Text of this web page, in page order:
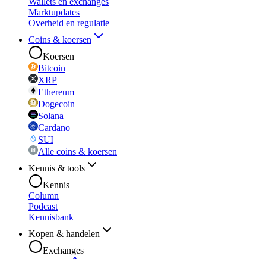
Marktupdates
Overheid en regulatie
Coins & koersen
Koersen
Bitcoin
XRP
Ethereum
Dogecoin
Solana
Cardano
SUI
Alle coins & koersen
Kennis & tools
Kennis
Column
Podcast
Kennisbank
Kopen & handelen
Exchanges